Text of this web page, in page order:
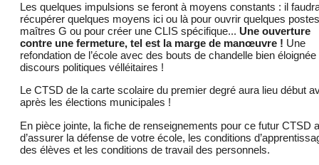
Les quelques impulsions se feront à moyens constants : il
récupérer quelques moyens ici ou là pour ouvrir quelques
maîtres G ou pour créer une CLIS spécifique... Une ouverture
contre une fermeture, tel est la marge de manœuvre ! Une
refondation de l’école avec des bouts de chandelle bien éloignée
discours politiques vélléitaires !
Le CTSD de la carte scolaire du premier degré aura lieu début
après les élections municipales !
En pièce jointe, la fiche de renseignements pour ce futur CTSD
d’assurer la défense de votre école, les conditions
des élèves et les conditions de travail des personnels.